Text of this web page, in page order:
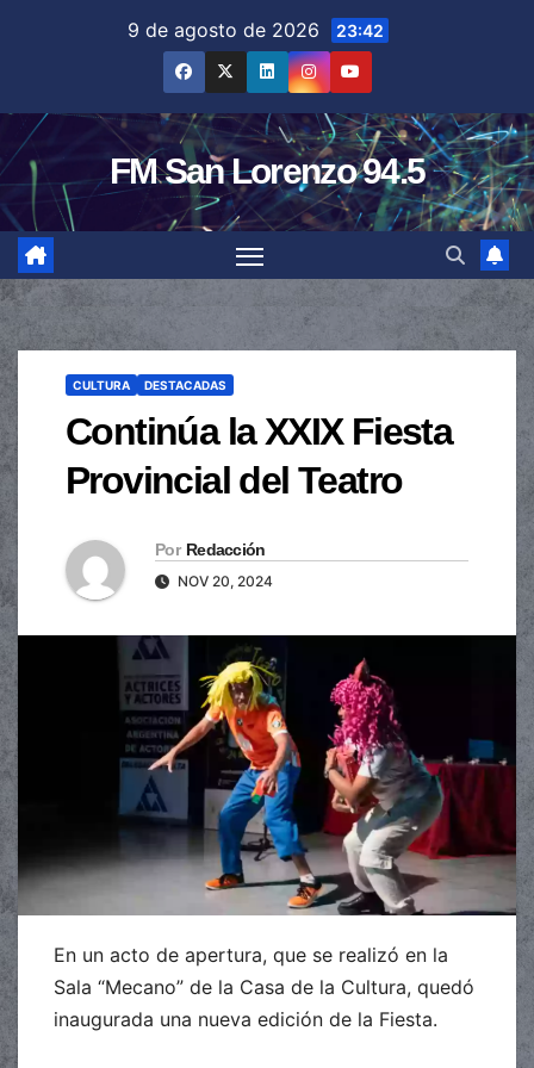
9 de agosto de 2026 23:42
FM San Lorenzo 94.5
CULTURA DESTACADAS
Continúa la XXIX Fiesta
Provincial del Teatro
Por Redacción
NOV 20, 2024
En un acto de apertura, que se realizó en la
Sala “Mecano” de la Casa de la Cultura, quedó
inaugurada una nueva edición de la Fiesta.